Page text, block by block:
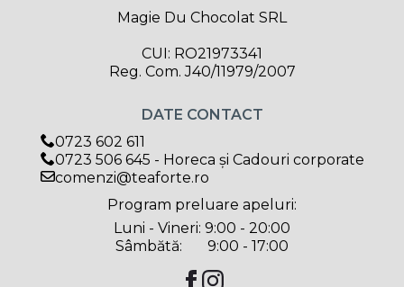
Magie Du Chocolat SRL
CUI: RO21973341
Reg. Com. J40/11979/2007
DATE CONTACT
0723 602 611
0723 506 645 - Horeca și Cadouri corporate
comenzi@teaforte.ro
Program preluare apeluri:
Luni - Vineri: 9:00 - 20:00
Sâmbătă: 9:00 - 17:00